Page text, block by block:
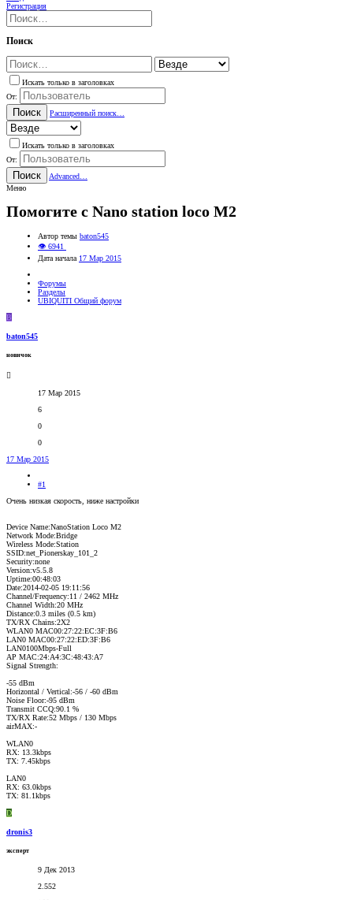
Регистрация
Поиск
Искать только в заголовках
От:
Поиск Расширенный поиск…
Искать только в заголовках
От:
Поиск
Advanced…
Меню
Помогите с Nano station loco M2
Автор темы baton545
👁 6941
Дата начала 17 Мар 2015
Форумы
Разделы
UBIQUITI Общий форум
B
baton545
новичок
17 Мар 2015
6
0
0
17 Мар 2015
#1
Очень низкая скорость, ниже настройки
Device Name:NanoStation Loco M2
Network Mode:Bridge
Wireless Mode:Station
SSID:net_Pionerskay_101_2
Security:none
Version:v5.5.8
Uptime:00:48:03
Date:2014-02-05 19:11:56
Channel/Frequency:11 / 2462 MHz
Channel Width:20 MHz
Distance:0.3 miles (0.5 km)
TX/RX Chains:2X2
WLAN0 MAC00:27:22:EC:3F:B6
LAN0 MAC00:27:22:ED:3F:B6
LAN0100Mbps-Full
AP MAC:24:A4:3C:48:43:A7
Signal Strength:
-55 dBm
Horizontal / Vertical:-56 / -60 dBm
Noise Floor:-95 dBm
Transmit CCQ:90.1 %
TX/RX Rate:52 Mbps / 130 Mbps
airMAX:-
WLAN0
RX: 13.3kbps
TX: 7.45kbps
LAN0
RX: 63.0kbps
TX: 81.1kbps
D
dronis3
эксперт
9 Дек 2013
2.552